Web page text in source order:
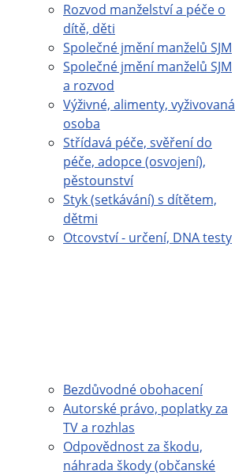
Rozvod manželství a péče o
dítě, děti
Společné jmění manželů SJM
Společné jmění manželů SJM
a rozvod
Výživné, alimenty, vyživovaná
osoba
Střídavá péče, svěření do
péče, adopce (osvojení),
pěstounství
Styk (setkávání) s dítětem,
dětmi
Otcovství - určení, DNA testy
Bezdůvodné obohacení
Autorské právo, poplatky za
TV a rozhlas
Odpovědnost za škodu,
náhrada škody (občanské